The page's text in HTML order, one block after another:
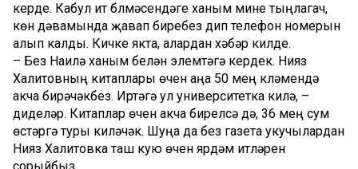
керде. Кабул итү бүлмәсендәге ханым мине тыңлагач,
көн дәвамында җавап биребез дип телефон номерын
алып калды. Кичке якта, алардан хәбәр килде.
– Без Наилә ханым белән элемтәгә кердек. Нияз
Халитовның китаплары өчен аңа 50 мең күләмендә
акча бирәчәкбез. Иртәгә ул университетка килә, –
диделәр. Китаплар өчен акча бирелсә дә, 36 мең сум
өстәргә туры киләчәк. Шуңа да без газета укучылардан
Нияз Халитовка таш кую өчен ярдәм итүләрен